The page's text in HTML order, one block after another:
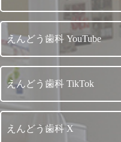
えんどう歯科 YouTube
えんどう歯科 TikTok
えんどう歯科 X